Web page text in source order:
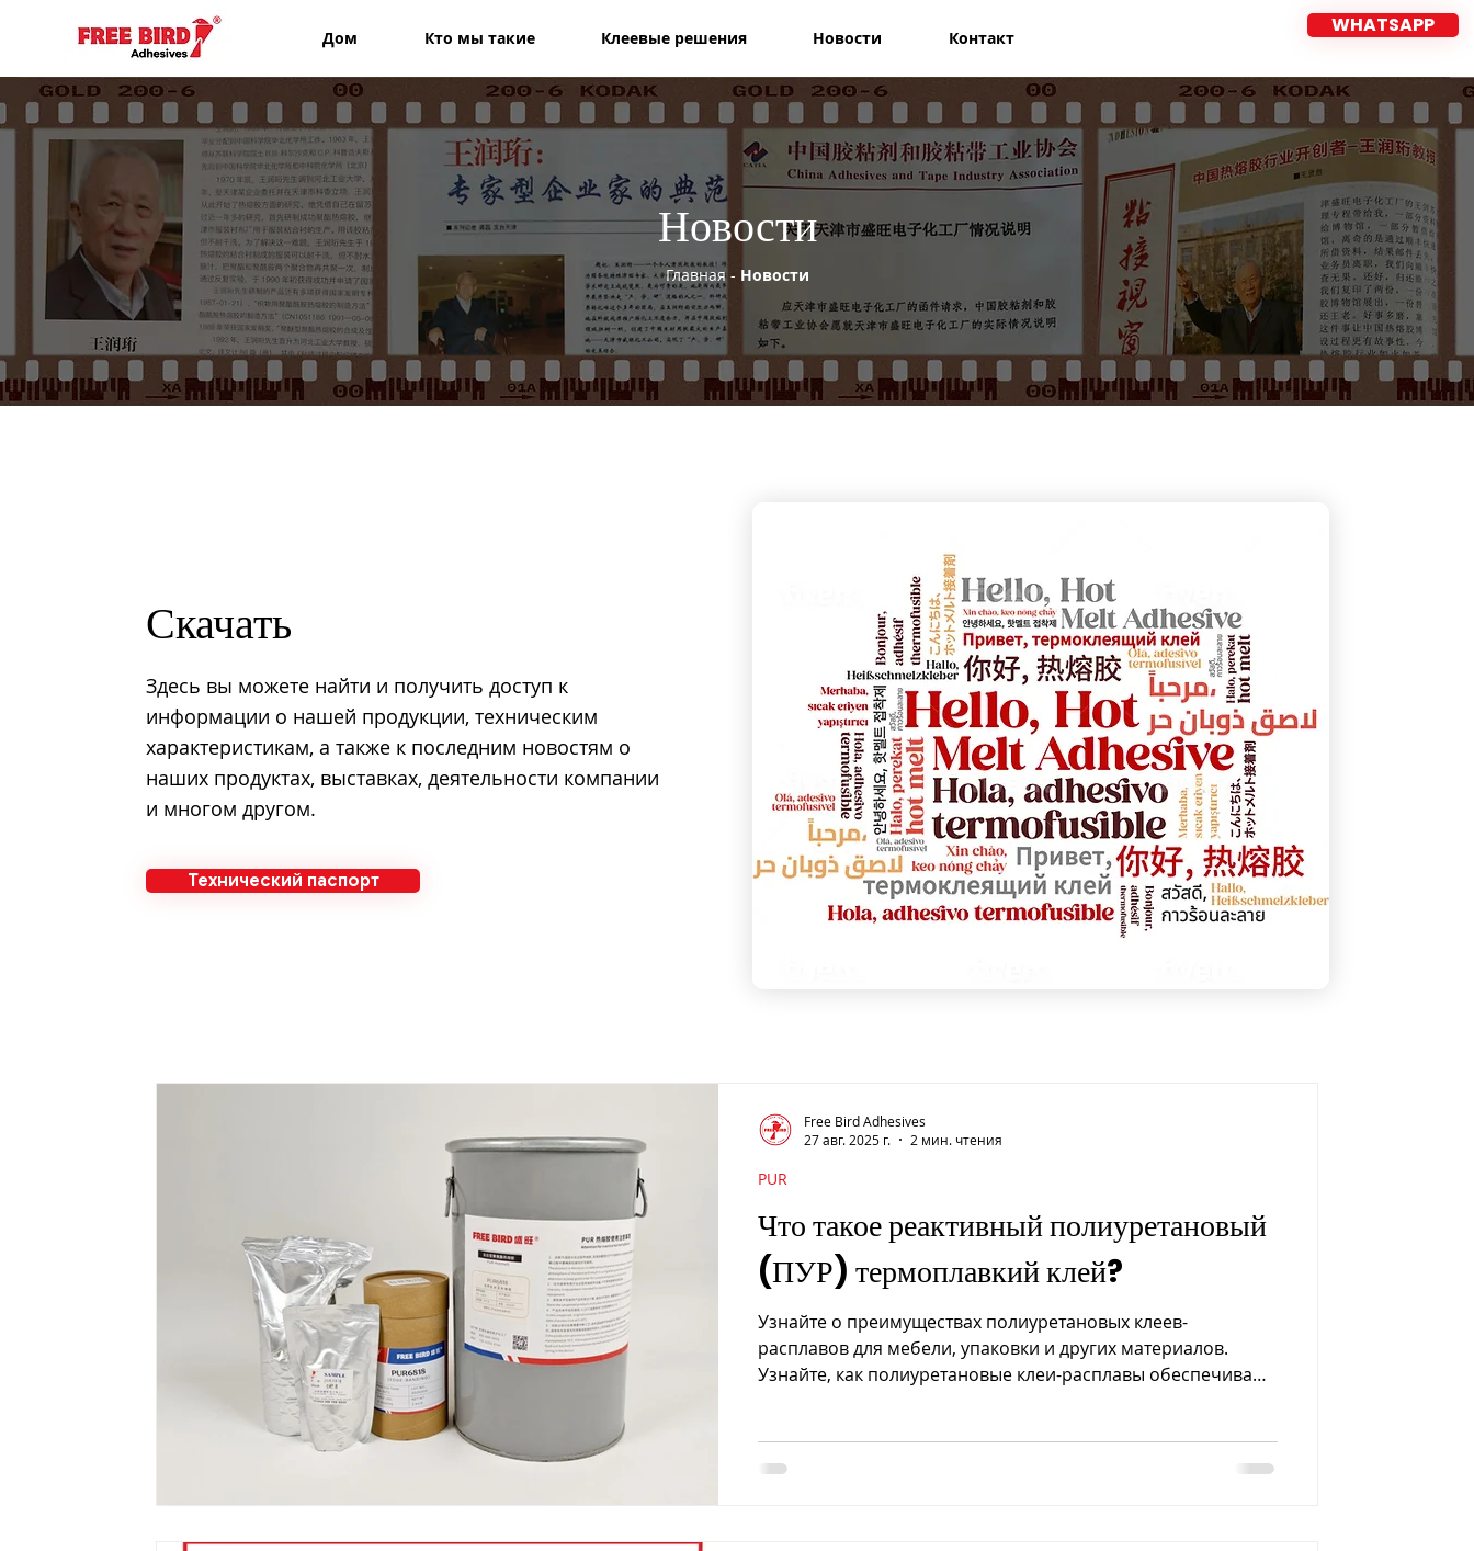
Дом Кто мы такие Клеевые решения Новости Контакт WHATSAPP
Новости
Главная- Новости
Скачать
Здесь вы можете найти и получить доступ к
информации о нашей продукции, техническим
характеристикам, а также к последним новостям о
наших продуктах, выставках, деятельности компании
и многом другом.
Технический паспорт
Что такое реактивный полиуретановый
(ПУР) термоплавкий клей?
Узнайте о преимуществах полиуретановых клеев-
расплавов для мебели, упаковки и других материалов.
Узнайте, как полиуретановые клеи-расплавы обеспечивают
PUR
Free Bird Adhesives
27 авг. 2025 г.
2 мин. чтения